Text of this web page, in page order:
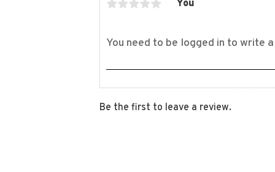
You
Be the first to leave a review.